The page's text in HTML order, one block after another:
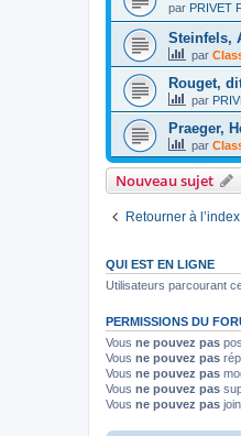
par PRIVET
Steinfels,
par
Rouget,
par
Praeger,
par
Nouveau sujet
Retourner à
QUI EST EN LIGNE
Utilisateurs parcourant
PERMISSIONS DU
Vous ne pouvez pas
Vous ne pouvez pas
Vous ne pouvez pas
Vous ne pouvez pas
Vous ne pouvez pas